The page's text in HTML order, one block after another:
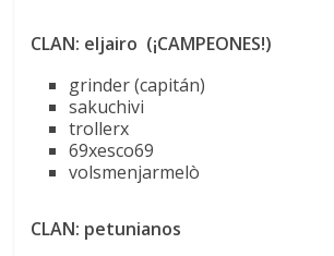
CLAN: eljairo (¡CAMPEONES!)
grinder (capitán)
sakuchivi
trollerx
69xesco69
volsmenjarmelò
CLAN: petunianos